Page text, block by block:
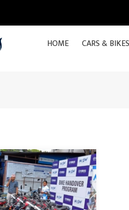
HOME CARS & BIKES